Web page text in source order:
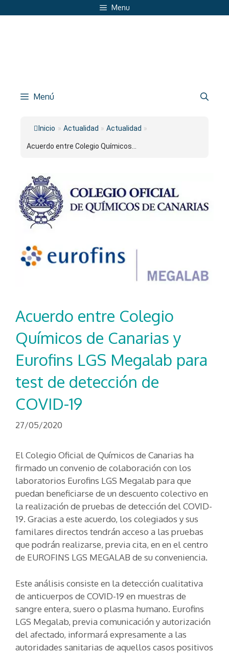
al
Menu
Menú
Inicio » Actualidad » Actualidad »
Acuerdo entre Colegio Químicos...
Acuerdo entre Colegio
Químicos de Canarias y
Eurofins LGS Megalab para
test de detección de
COVID-19
27/05/2020
El Colegio Oficial de Químicos de Canarias ha
firmado un convenio de colaboración con los
laboratorios Eurofins LGS Megalab para que
puedan beneficiarse de un descuento colectivo en
la realización de pruebas de detección del COVID-
19. Gracias a este acuerdo, los colegiados y sus
familares directos tendrán acceso a las pruebas
que podrán realizarse, previa cita, en en el centro
de EUROFINS LGS MEGALAB de su conveniencia.
Este análisis consiste en la detección cualitativa
de anticuerpos de COVID-19 en muestras de
sangre entera, suero o plasma humano. Eurofins
LGS Megalab, previa comunicación y autorización
del afectado, informará expresamente a las
autoridades sanitarias de aquellos casos positivos